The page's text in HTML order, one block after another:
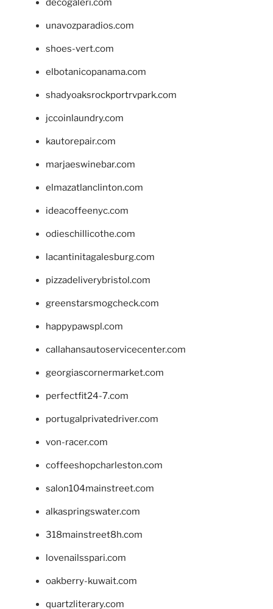
decogaleri.com
unavozparadios.com
shoes-vert.com
elbotanicopanama.com
shadyoaksrockportrvpark.com
jccoinlaundry.com
kautorepair.com
marjaeswinebar.com
elmazatlanclinton.com
ideacoffeenyc.com
odieschillicothe.com
lacantinitagalesburg.com
pizzadeliverybristol.com
greenstarsmogcheck.com
happypawspl.com
callahansautoservicecenter.com
georgiascornermarket.com
perfectfit24-7.com
portugalprivatedriver.com
von-racer.com
coffeeshopcharleston.com
salon104mainstreet.com
alkaspringswater.com
318mainstreet8h.com
lovenailsspari.com
oakberry-kuwait.com
quartzliterary.com